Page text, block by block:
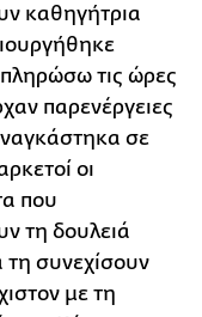
καθηγήτρια
τις ώρες
παρενέργειες
σε
οι
που
τη δουλειά
συνεχίσουν
με τη